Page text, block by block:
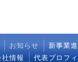
お知らせ 新事業
社情報 代表プロフ